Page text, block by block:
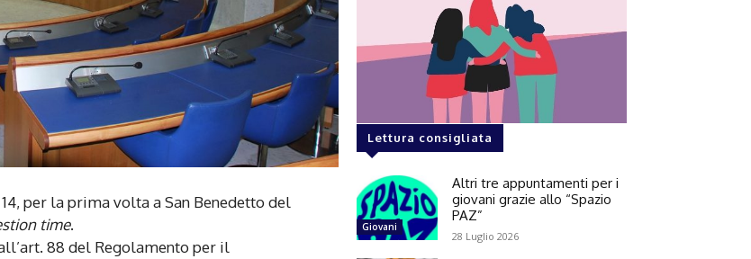
per la prima volta a San Benedetto del
time.
88 del Regolamento per il
Lettura consigliata
Giovani
Altri tre appuntamenti per i
giovani grazie allo “Spazio
PAZ”
28 Luglio 2026